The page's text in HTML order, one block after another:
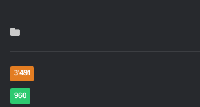
3٬491
960